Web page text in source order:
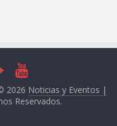
2026 Noticias y Eventos |
Reservados.